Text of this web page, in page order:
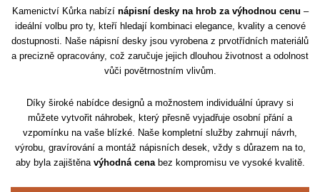
Kamenictví Kůrka nabízí nápisní desky na hrob za výhodnou cenu –
ideální volbu pro ty, kteří hledají kombinaci elegance, kvality a cenové
dostupnosti. Naše nápisní desky jsou vyrobena z prvotřídních materiálů
a precizně opracovány, což zaručuje jejich dlouhou životnost a odolnost
vůči povětrnostním vlivům.
Díky široké nabídce designů a možnostem individuální úpravy si
můžete vytvořit náhrobek, který přesně vyjadřuje osobní přání a
vzpomínku na vaše blízké. Naše kompletní služby zahrnují návrh,
výrobu, gravírování a montáž nápisních desek, vždy s důrazem na to,
aby byla zajištěna výhodná cenabez kompromisu ve vysoké kvalitě.